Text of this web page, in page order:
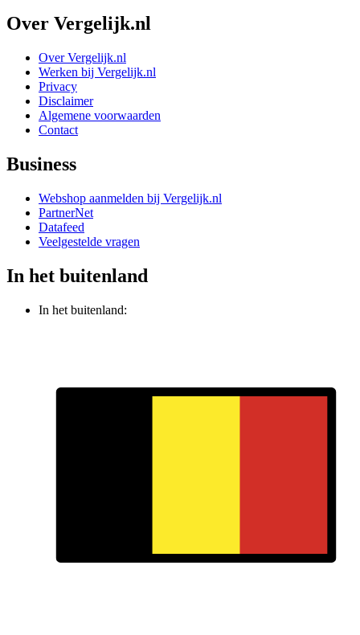
Over Vergelijk.nl
Over Vergelijk.nl
Werken bij Vergelijk.nl
Privacy
Disclaimer
Algemene voorwaarden
Contact
Business
Webshop aanmelden bij Vergelijk.nl
PartnerNet
Datafeed
Veelgestelde vragen
In het buitenland
In het buitenland: